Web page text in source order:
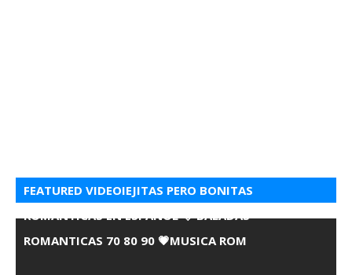
FEATURED VIDEOIEJITAS PERO BONITAS
ROMANTICAS EN ESPANOL 💘 BALADAS
ROMANTICAS 70 80 90 💗MUSICA ROM